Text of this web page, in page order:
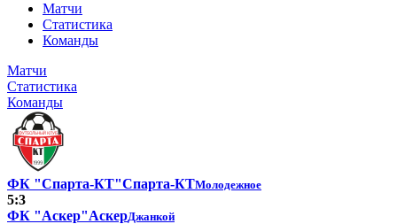
Матчи
Статистика
Команды
Матчи
Статистика
Команды
ФК "Спарта-КТ"Спарта-КТМолодежное
5:3
ФК "Аскер"АскерДжанкой